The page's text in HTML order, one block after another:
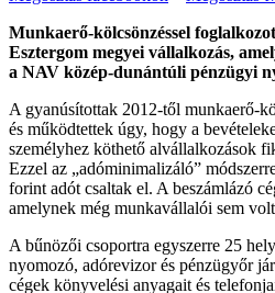
Munkaerő-kölcsönzéssel
Esztergom megyei vállalkozás,
a NAV közép-dunántúli pénzügyi
A gyanúsítottak 2012-től munkaerő-
és működtettek úgy, hogy a
személyhez köthető alvállalkozások
Ezzel az „adóminimalizáló”
forint adót csaltak el. A beszámlázó
amelynek még munkavállalói sem
A bűnözői csoportra egyszerre 25
nyomozó, adórevizor és pénzügyőr
cégek könyvelési anyagait és